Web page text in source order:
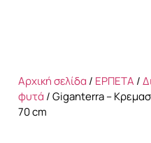
Αρχική σελίδα / ΕΡΠΕΤΑ /
φυτά / Giganterra –
70 cm